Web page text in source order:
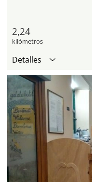
2,24
kilómetros
Detalles